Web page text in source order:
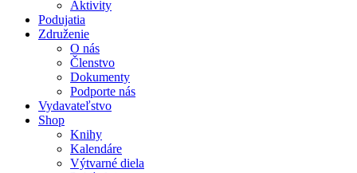
Aktivity
Podujatia
Združenie
O nás
Členstvo
Dokumenty
Podporte nás
Vydavateľstvo
Shop
Knihy
Kalendáre
Výtvarné diela